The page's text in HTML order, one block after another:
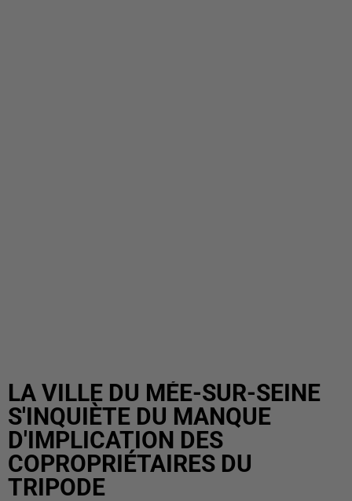
LA VILLE DU MÉE-SUR-SEINE
S'INQUIÈTE DU MANQUE
D'IMPLICATION DES
COPROPRIÉTAIRES DU
TRIPODE